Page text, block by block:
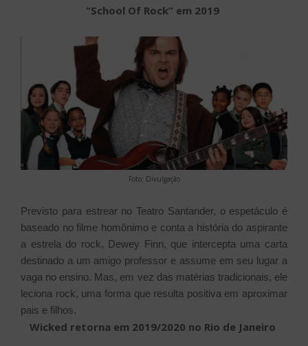
“School Of Rock” em 2019
Foto: Divulgação
Previsto para estrear no Teatro Santander, o espetáculo é
baseado no filme homônimo e conta a história do aspirante
a estrela do rock, Dewey Finn, que intercepta uma carta
destinado a um amigo professor e assume em seu lugar a
vaga no ensino. Mas, em vez das matérias tradicionais, ele
leciona rock, uma forma que resulta positiva em aproximar
pais e filhos.
Wicked retorna em 2019/2020 no Rio de Janeiro